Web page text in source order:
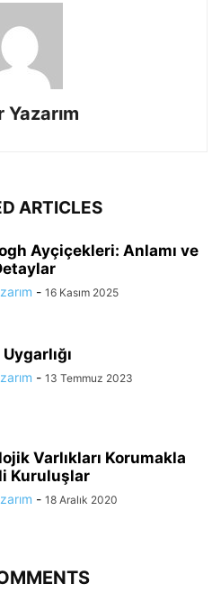
Yazarım
ARTICLES
Ayçiçekleri: Anlamı ve
- 16 Kasım 2025
- 13 Temmuz 2023
Varlıkları Korumakla
Kuruluşlar
- 18 Aralık 2020